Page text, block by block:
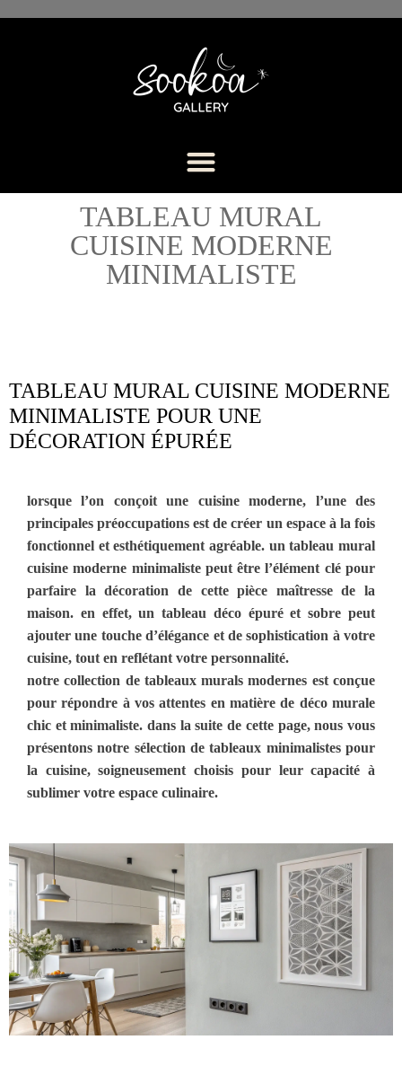
TABLEAU MURAL
CUISINE MODERNE
MINIMALISTE
TABLEAU MURAL CUISINE MODERNE
MINIMALISTE POUR UNE
DÉCORATION ÉPURÉE
lorsque l’on conçoit une cuisine moderne, l’une des
principales préoccupations est de créer un espace à la fois
fonctionnel et esthétiquement agréable. un tableau mural
cuisine moderne minimaliste peut être l’élément clé pour
parfaire la décoration de cette pièce maîtresse de la
maison. en effet, un tableau déco épuré et sobre peut
ajouter une touche d’élégance et de sophistication à votre
cuisine, tout en reflétant votre personnalité.
notre collection de tableaux murals modernes est conçue
pour répondre à vos attentes en matière de déco murale
chic et minimaliste. dans la suite de cette page, nous vous
présentons notre sélection de tableaux minimalistes pour
la cuisine, soigneusement choisis pour leur capacité à
sublimer votre espace culinaire.